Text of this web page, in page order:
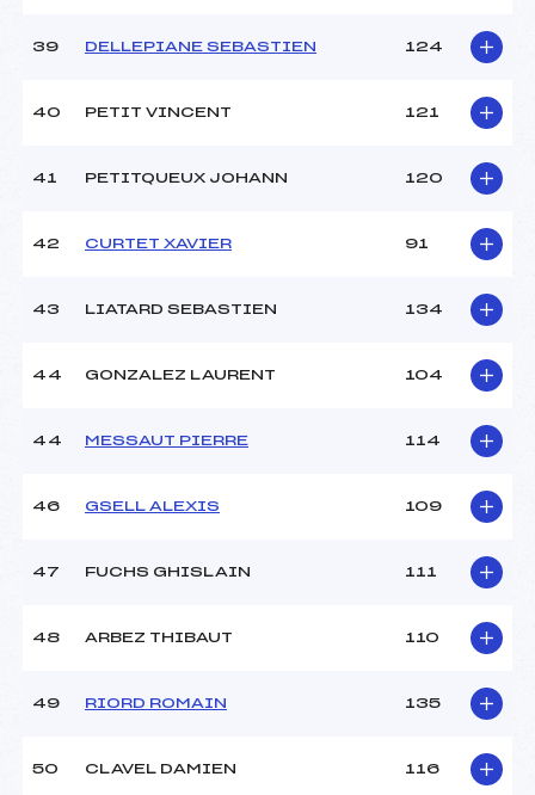
39 DELLEPIANE SEBASTIEN 124
40 PETIT VINCENT 121
41 PETITQUEUX JOHANN 120
42 CURTET XAVIER 91
43 LIATARD SEBASTIEN 134
44 GONZALEZ LAURENT 104
44 MESSAUT PIERRE 114
46 GSELL ALEXIS 109
47 FUCHS GHISLAIN 111
48 ARBEZ THIBAUT 110
49 RIORD ROMAIN 135
50 CLAVEL DAMIEN 116